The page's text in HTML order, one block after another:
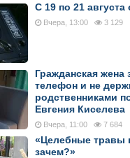
С 19 по 21 августа
Вчера, 13:00 3 129
Гражданская жена
телефон и не
родственниками
Евгения Киселева
Вчера, 11:00 7 684
«Целебные травы
зачем?»